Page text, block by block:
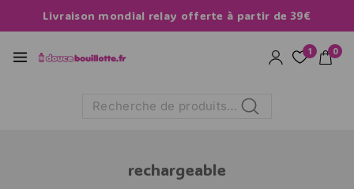
Livraison mondial relay offerte à partir de 39€
1 0
Recherche
rechargeable